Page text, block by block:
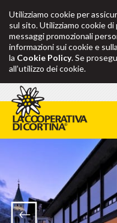
Utilizziamo cookie per
sul sito. Utilizziamo cookie
messaggi promozionali
informazioni sui cookie e
la Cookie Policy. Se
all’utilizzo dei cookie.